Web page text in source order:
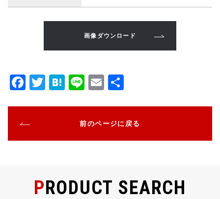
画像ダウンロード
F
e
b
o
T
r
H
a
Li
E
l
前のページに戻る
PRODUCT SEARCH